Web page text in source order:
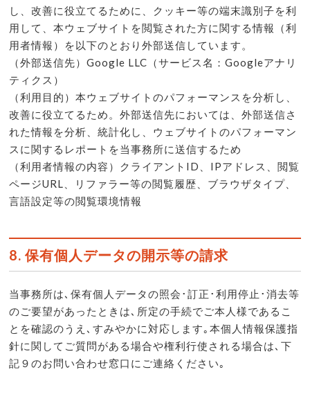
し、改善に役立てるために、クッキー等の端末識別子を利
用して、本ウェブサイトを閲覧された方に関する情報（利
用者情報）を以下のとおり外部送信しています。
（外部送信先）Google LLC（サービス名：Googleアナリ
ティクス）
（利用目的）本ウェブサイトのパフォーマンスを分析し、
改善に役立てるため。外部送信先においては、外部送信さ
れた情報を分析、統計化し、ウェブサイトのパフォーマン
スに関するレポートを当事務所に送信するため
（利用者情報の内容）クライアントID、IPアドレス、閲覧
ページURL、リファラー等の閲覧履歴、ブラウザタイプ、
言語設定等の閲覧環境情報
8. 保有個人データの開示等の請求
当事務所は､保有個人データの照会･訂正･利用停止･消去等
のご要望があったときは､所定の手続でご本人様であるこ
とを確認のうえ､すみやかに対応します｡本個人情報保護指
針に関してご質問がある場合や権利行使される場合は､下
記９のお問い合わせ窓口にご連絡ください｡